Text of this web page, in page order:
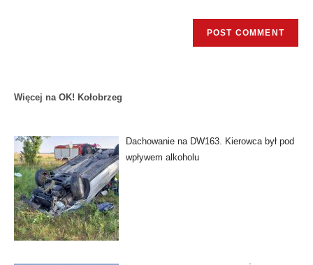
Więcej na OK! Kołobrzeg
Dachowanie na DW163. Kierowca był pod
wpływem alkoholu